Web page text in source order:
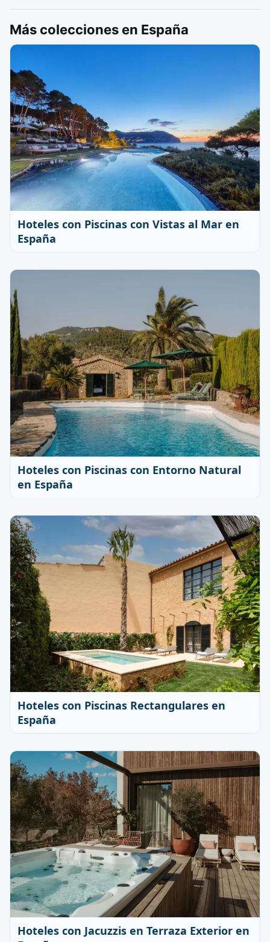
Más colecciones en España
Hoteles con Piscinas con Vistas al Mar en
España
Hoteles con Piscinas con Entorno Natural
en España
Hoteles con Piscinas Rectangulares en
España
Hoteles con Jacuzzis en Terraza Exterior en